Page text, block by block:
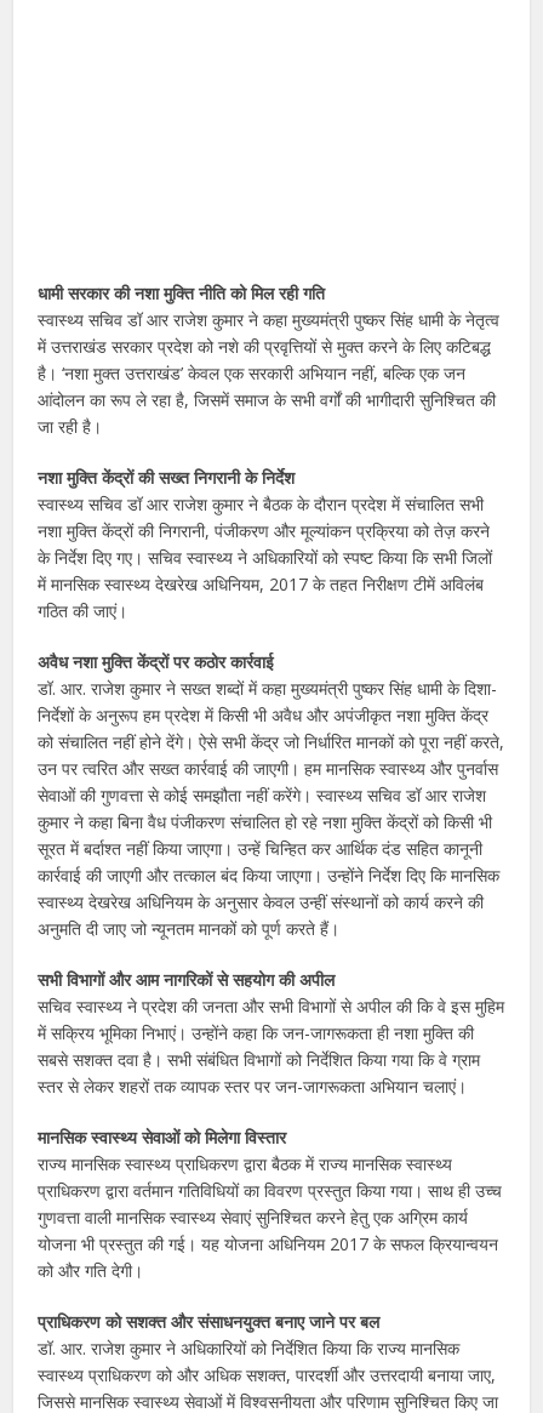
धामी सरकार की नशा मुक्ति नीति को मिल रही गति
स्वास्थ्य सचिव डॉ आर राजेश कुमार ने कहा मुख्यमंत्री पुष्कर सिंह धामी के नेतृत्व
में उत्तराखंड सरकार प्रदेश को नशे की प्रवृत्तियों से मुक्त करने के लिए कटिबद्ध
है। ‘नशा मुक्त उत्तराखंड’ केवल एक सरकारी अभियान नहीं, बल्कि एक जन
आंदोलन का रूप ले रहा है, जिसमें समाज के सभी वर्गों की भागीदारी सुनिश्चित की
जा रही है।
नशा मुक्ति केंद्रों की सख्त निगरानी के निर्देश
स्वास्थ्य सचिव डॉ आर राजेश कुमार ने बैठक के दौरान प्रदेश में संचालित सभी
नशा मुक्ति केंद्रों की निगरानी, पंजीकरण और मूल्यांकन प्रक्रिया को तेज़ करने
के निर्देश दिए गए। सचिव स्वास्थ्य ने अधिकारियों को स्पष्ट किया कि सभी जिलों
में मानसिक स्वास्थ्य देखरेख अधिनियम, 2017 के तहत निरीक्षण टीमें अविलंब
गठित की जाएं।
अवैध नशा मुक्ति केंद्रों पर कठोर कार्रवाई
डॉ. आर. राजेश कुमार ने सख्त शब्दों में कहा मुख्यमंत्री पुष्कर सिंह धामी के दिशा-
निर्देशों के अनुरूप हम प्रदेश में किसी भी अवैध और अपंजीकृत नशा मुक्ति केंद्र
को संचालित नहीं होने देंगे। ऐसे सभी केंद्र जो निर्धारित मानकों को पूरा नहीं करते,
उन पर त्वरित और सख्त कार्रवाई की जाएगी। हम मानसिक स्वास्थ्य और पुनर्वास
सेवाओं की गुणवत्ता से कोई समझौता नहीं करेंगे। स्वास्थ्य सचिव डॉ आर राजेश
कुमार ने कहा बिना वैध पंजीकरण संचालित हो रहे नशा मुक्ति केंद्रों को किसी भी
सूरत में बर्दाश्त नहीं किया जाएगा। उन्हें चिन्हित कर आर्थिक दंड सहित कानूनी
कार्रवाई की जाएगी और तत्काल बंद किया जाएगा। उन्होंने निर्देश दिए कि मानसिक
स्वास्थ्य देखरेख अधिनियम के अनुसार केवल उन्हीं संस्थानों को कार्य करने की
अनुमति दी जाए जो न्यूनतम मानकों को पूर्ण करते हैं।
सभी विभागों और आम नागरिकों से सहयोग की अपील
सचिव स्वास्थ्य ने प्रदेश की जनता और सभी विभागों से अपील की कि वे इस मुहिम
में सक्रिय भूमिका निभाएं। उन्होंने कहा कि जन-जागरूकता ही नशा मुक्ति की
सबसे सशक्त दवा है। सभी संबंधित विभागों को निर्देशित किया गया कि वे ग्राम
स्तर से लेकर शहरों तक व्यापक स्तर पर जन-जागरूकता अभियान चलाएं।
मानसिक स्वास्थ्य सेवाओं को मिलेगा विस्तार
राज्य मानसिक स्वास्थ्य प्राधिकरण द्वारा बैठक में राज्य मानसिक स्वास्थ्य
प्राधिकरण द्वारा वर्तमान गतिविधियों का विवरण प्रस्तुत किया गया। साथ ही उच्च
गुणवत्ता वाली मानसिक स्वास्थ्य सेवाएं सुनिश्चित करने हेतु एक अग्रिम कार्य
योजना भी प्रस्तुत की गई। यह योजना अधिनियम 2017 के सफल क्रियान्वयन
को और गति देगी।
प्राधिकरण को सशक्त और संसाधनयुक्त बनाए जाने पर बल
डॉ. आर. राजेश कुमार ने अधिकारियों को निर्देशित किया कि राज्य मानसिक
स्वास्थ्य प्राधिकरण को और अधिक सशक्त, पारदर्शी और उत्तरदायी बनाया जाए,
जिससे मानसिक स्वास्थ्य सेवाओं में विश्वसनीयता और परिणाम सुनिश्चित किए जा